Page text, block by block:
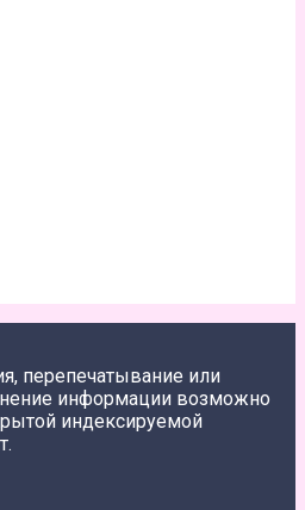
перепечатывание или
информации возможно
индексируемой